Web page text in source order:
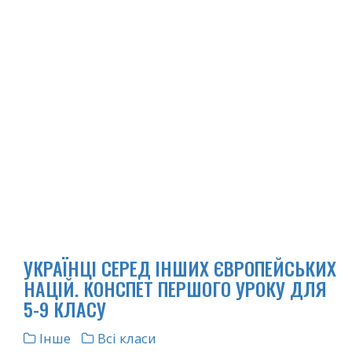
УКРАЇНЦІ СЕРЕД ІНШИХ ЄВРОПЕЙСЬКИХ
НАЦІЙ. КОНСПЕТ ПЕРШОГО УРОКУ ДЛЯ
5-9 КЛАСУ
Інше Всі класи